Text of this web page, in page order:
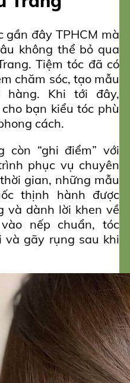
gần đây TPHCM mà
không thể bỏ qua
Tiệm tóc đã có
chăm sóc, tạo mẫu
hàng. Khi tới đây,
bạn kiểu tóc phù
cách.
còn “ghi điểm” với
phục vụ chuyên
gian, những mẫu
thịnh hành được
và dành lời khen về
nếp chuẩn, tóc
và gãy rụng sau khi